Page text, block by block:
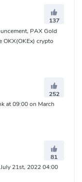
Paxos-Konto
die ERC-20-
Wallet wie Ledger
sicher
Wallet wie
Ihre PAXG-Token zu
137
PAX Gold
OKX(OKEx) crypto
252
at 09:00 on March
81
21st, 2022 04:00